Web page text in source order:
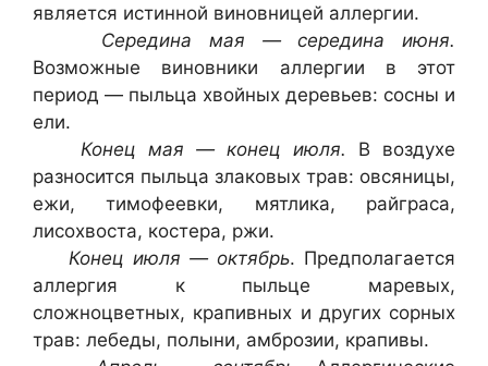
является истинной виновницей аллергии.
Середина мая — середина июня.
Возможные виновники аллергии в этот
период — пыльца хвойных деревьев: сосны и
ели.
Конец мая — конец июля. В воздухе
разносится пыльца злаковых трав: овсяницы,
ежи, тимофеевки, мятлика, райграса,
лисохвоста, костера, ржи.
Конец июля — октябрь. Предполагается
аллергия к пыльце маревых,
сложноцветных, крапивных и других сорных
трав: лебеды, полыни, амброзии, крапивы.